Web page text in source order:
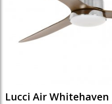
Lucci Air